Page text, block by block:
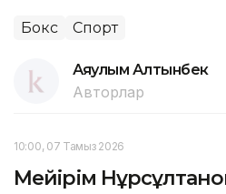
Бокс Спорт
Аяулым Алтынбек
Авторлар
10:00, 07 Тамыз 2026
Мейірім